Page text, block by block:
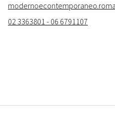
02 3363801 - 06 6791107